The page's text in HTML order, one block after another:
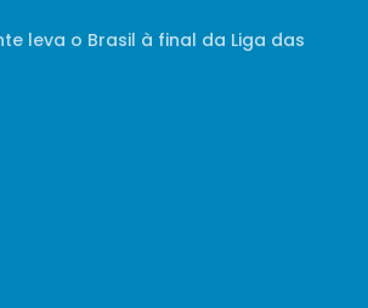
leva o Brasil à final da Liga das